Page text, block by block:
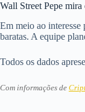
Wall Street Pepe mira
Em meio ao interesse
baratas. A equipe
Todos os dados
Com informações de